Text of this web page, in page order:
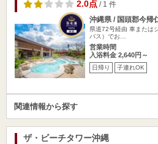
2.0点/ 1 件
沖縄県 / 国頭郡今帰
県道72号経由 車または
バス）でお…
営業時間
入浴料金 2,640円～
日帰り 子連れOK
関連情報から探す
ザ・ビーチタワー沖縄